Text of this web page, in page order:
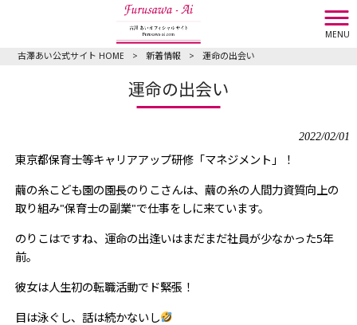
MENU
古澤あい公式サイト HOME > 新着情報 > 運命の出会い
運命の出会い
2022/02/01
東京都保育士等キャリアアップ研修「マネジメント」！
繭の糸こども園の園長のりこさんは、繭の糸の人間力資質向上の
取り組み"保育士の副業"で仕事をしに来ています。
のりこはですね、運命の出逢いはまだまだ社員が少なかった5年
前。
彼女は人生初の転職活動でド緊張！
目は泳ぐし、話は続かないし